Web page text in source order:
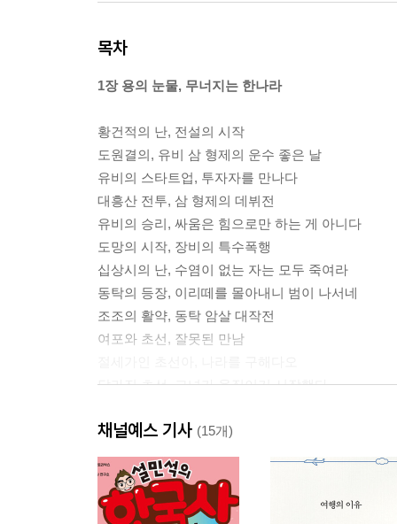
목차
1장 용의 눈물, 무너지는 한나라
황건적의 난, 전설의 시작
도원결의, 유비 삼 형제의 운수 좋은 날
유비의 스타트업, 투자자를 만나다
대흥산 전투, 삼 형제의 데뷔전
유비의 승리, 싸움은 힘으로만 하는 게 아니다
도망의 시작, 장비의 특수폭행
십상시의 난, 수염이 없는 자는 모두 죽여라
동탁의 등장, 이리떼를 몰아내니 범이 나서네
조조의 활약, 동탁 암살 대작전
여포와 초선, 잘못된 만남
달라진 초선, 그녀가 움직이기 시작했다
내가 관우다, 술잔이 식기 전에 돌아오겠소
세기의 대결, 여포 VS 유비 삼 형제
2장 용의 출정, 아군도 적군도 없다
채널예스 기사 (15개)